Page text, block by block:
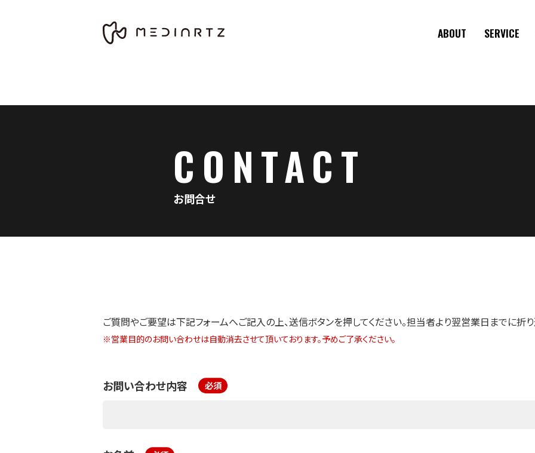
ABOUT SERVICE
CONTACT
お問合せ
ご質問やご要望は下記フォームへご記入の上、送信ボタンを押してください。担当者より翌営業日までに折り
※営業目的のお問い合わせは自動消去させて頂いております。予めご了承ください。
お問い合わせ内容